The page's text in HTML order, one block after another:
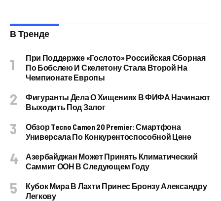
В Тренде
При Поддержке «Гослото» Российская Сборная
По Бобслею И Скелетону Стала Второй На
Чемпионате Европы
Фигуранты Дела О Хищениях В ФИФА Начинают
Выходить Под Залог
Обзор Tecno Camon 20 Premier: Смартфона
Универсала По Конкурентоспособной Цене
Азербайджан Может Принять Климатический
Саммит ООН В Следующем Году
Кубок Мира В Лахти Принес Бронзу Александру
Легкову